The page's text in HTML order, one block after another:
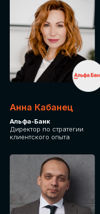
Анна Кабанец
Альфа-Банк
Директор по стратегии
клиентского опыта
СТОИМОСТЬ
УЧАСТИЯ